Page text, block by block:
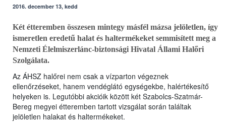
2016. december 13, kedd
Két étteremben összesen mintegy másfél mázsa jelöletlen, így
ismeretlen eredetű halat és haltermékeket semmisített meg a
Nemzeti Élelmiszerlánc-biztonsági Hivatal Állami Halőri
Szolgálata.
Az ÁHSZ halőrei nem csak a vízparton végeznek
ellenőrzéseket, hanem vendéglátó egységekbe, halértékesítő
helyeken is. Legutóbbi akcióik között két Szabolcs-Szatmár-
Bereg megyei étteremben tartott vizsgálat során találtak
jelöletlen halakat és haltermékeket.